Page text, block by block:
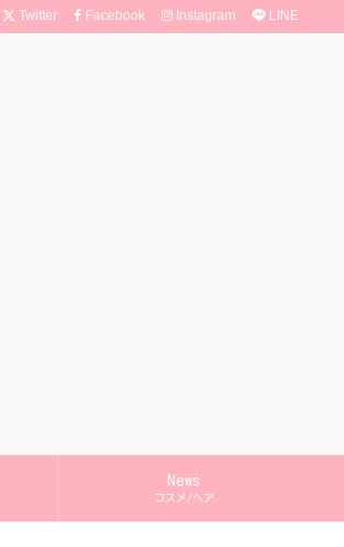
News
コスメ/ヘア
Twitter Facebook Instagram LINE